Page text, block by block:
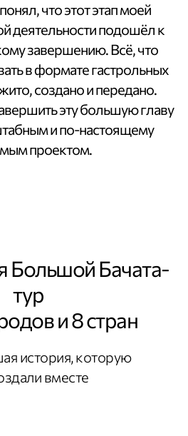
что этот этап моей
деятельности подошёл к
завершению. Всё, что
в формате гастрольных
создано и передано.
эту большую главу
и по-настоящему
проектом.
Большой Бачата-
тур
и 8 стран
история, которую
вместе